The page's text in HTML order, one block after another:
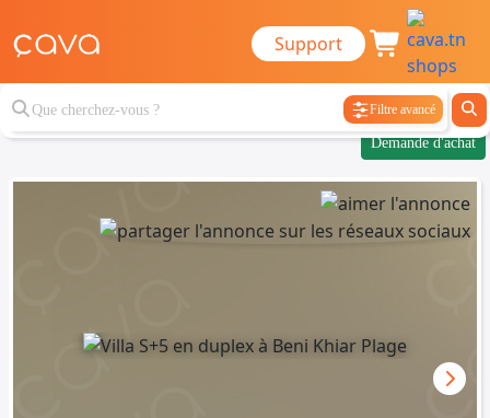
Support
Filtre avancé
Demande d'achat